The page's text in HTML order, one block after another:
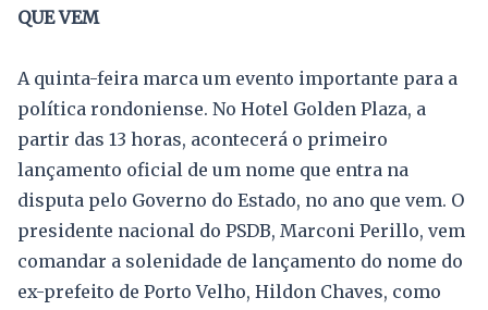
QUE VEM
A quinta-feira marca um evento importante para a
política rondoniense. No Hotel Golden Plaza, a
partir das 13 horas, acontecerá o primeiro
lançamento oficial de um nome que entra na
disputa pelo Governo do Estado, no ano que vem. O
presidente nacional do PSDB, Marconi Perillo, vem
comandar a solenidade de lançamento do nome do
ex-prefeito de Porto Velho, Hildon Chaves, como